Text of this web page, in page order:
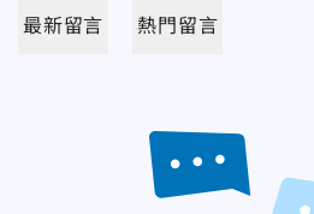
最新留言 熱門留言